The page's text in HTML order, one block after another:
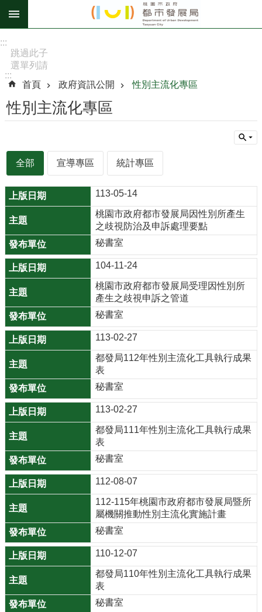
跳到主要內容區塊
階
搜
尋
息
公
告
認
識
們
機
通
訊
錄
業
務
資
訊
便
民
服
務
政
府
資
訊
公
開
廉
服
:::
跳過此子
選單列請
[Enter]，
繼續則按
[Tab]
:::
首頁
政府資訊公開 性別主流化專區
性別主流化專區
全部 宣導專區 統計專區
113-05-14
桃園市政府都市發展局因性別所產生
之歧視防治及申訴處理要點
秘書室
104-11-24
桃園市政府都市發展局受理因性別所
產生之歧視申訴之管道
秘書室
113-02-27
都發局112年性別主流化工具執行成果
表
秘書室
113-02-27
都發局111年性別主流化工具執行成果
表
秘書室
112-08-07
112-115年桃園市政府都市發展局暨所
屬機關推動性別主流化實施計畫
秘書室
110-12-07
都發局110年性別主流化工具執行成果
表
秘書室